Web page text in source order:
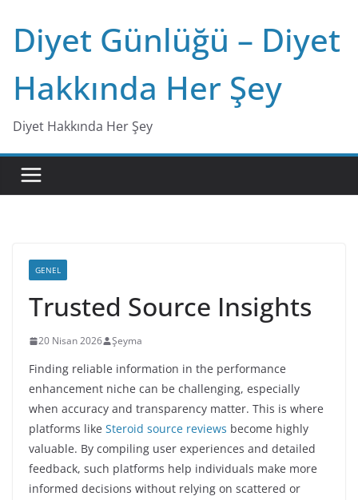
content
Diyet Günlüğü – Diyet
Hakkında Her Şey
Diyet Hakkında Her Şey
GENEL
Trusted Source Insights
20 Nisan 2026 Şeyma
Finding reliable information in the performance
enhancement niche can be challenging, especially
when accuracy and transparency matter. This is where
platforms like Steroid source reviews become highly
valuable. By compiling user experiences and detailed
feedback, such platforms help individuals make more
informed decisions without relying on scattered or